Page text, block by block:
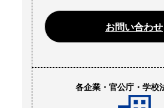
お問い合わせ
各企業・官公庁・学校